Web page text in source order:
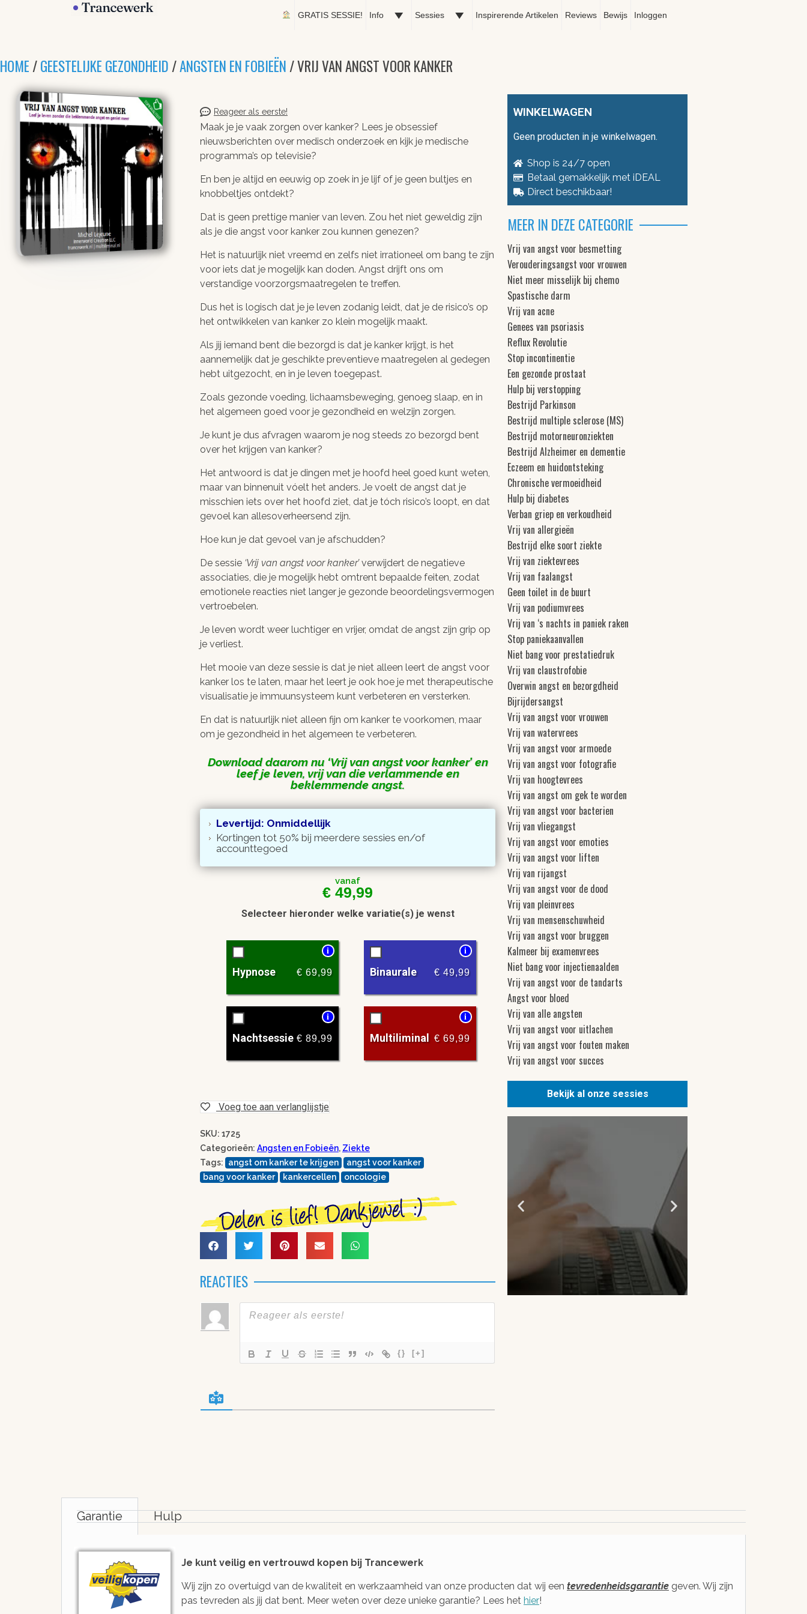
GRATIS SESSIE! Info Sessies Inspirerende Artikelen Reviews Bewijs Inloggen
HOME/GEESTELIJKE GEZONDHEID/ANGSTEN EN FOBIEËN/ VRIJ VAN ANGST VOOR KANKER
Reageer als eerste!
Maak je je vaak zorgen over kanker? Lees je obsessief
nieuwsberichten over medisch onderzoek en kijk je medische
programma’s op televisie?
En ben je altijd en eeuwig op zoek in je lijf of je geen bultjes en
knobbeltjes ontdekt?
Dat is geen prettige manier van leven. Zou het niet geweldig zijn
als je die angst voor kanker zou kunnen genezen?
Het is natuurlijk niet vreemd en zelfs niet irrationeel om bang te zijn
voor iets dat je mogelijk kan doden. Angst drijft ons om
verstandige voorzorgsmaatregelen te treffen.
Dus het is logisch dat je je leven zodanig leidt, dat je de risico’s op
het ontwikkelen van kanker zo klein mogelijk maakt.
Als jij iemand bent die bezorgd is dat je kanker krijgt, is het
aannemelijk dat je geschikte preventieve maatregelen al gedegen
hebt uitgezocht, en in je leven toegepast.
Zoals gezonde voeding, lichaamsbeweging, genoeg slaap, en in
het algemeen goed voor je gezondheid en welzijn zorgen.
Je kunt je dus afvragen waarom je nog steeds zo bezorgd bent
over het krijgen van kanker?
Het antwoord is dat je dingen met je hoofd heel goed kunt weten,
maar van binnenuit vóelt het anders. Je voelt de angst dat je
misschien iets over het hoofd ziet, dat je tóch risico’s loopt, en dat
gevoel kan allesoverheersend zijn.
Hoe kun je dat gevoel van je afschudden?
De sessie Vrij van angst voor kankerverwijdert de negatieve
associaties, die je mogelijk hebt omtrent bepaalde feiten, zodat
emotionele reacties niet langer je gezonde beoordelingsvermogen
vertroebelen.
Je leven wordt weer luchtiger en vrijer, omdat de angst zijn grip op
je verliest.
Het mooie van deze sessie is dat je niet alleen leert de angst voor
kanker los te laten, maar het leert je ook hoe je met therapeutische
visualisatie je immuunsysteem kunt verbeteren en versterken.
En dat is natuurlijk niet alleen fijn om kanker te voorkomen, maar
om je gezondheid in het algemeen te verbeteren.
Download daarom nu Vrij van angst voor kanker en
leef je leven, vrij van die verlammende en
beklemmende angst.
Levertijd: Onmiddellijk
Kortingen tot 50% bij meerdere sessies en/of
accounttegoed
vanaf
€ 49,99
Selecteer hieronder welke variatie(s) je wenst
i
Hypnose € 69,99
i
Binaurale €49,99
i
Nachtsessie € 89,99
i
Multiliminal €69,99
Voeg toe aan verlanglijstje
SKU: 1725
Categorieën: Angsten en Fobieën, Ziekte
Tags:
angst om kanker te krijgen
angst voor kanker
bang voor kanker
kankercellen oncologie
REACTIES
{} [+]
WINKELWAGEN
Geen producten in je winkelwagen.
Shop is 24/7 open
Betaal gemakkelijk met iDEAL
Direct beschikbaar!
MEER IN DEZE CATEGORIE
Vrij van angst voor besmetting
Verouderingsangst voor vrouwen
Niet meer misselijk bij chemo
Spastische darm
Vrij van acne
Genees van psoriasis
Reflux Revolutie
Stop incontinentie
Een gezonde prostaat
Hulp bij verstopping
Bestrijd Parkinson
Bestrijd multiple sclerose (MS)
Bestrijd motorneuronziekten
Bestrijd Alzheimer en dementie
Eczeem en huidontsteking
Chronische vermoeidheid
Hulp bij diabetes
Verban griep en verkoudheid
Vrij van allergieën
Bestrijd elke soort ziekte
Vrij van ziektevrees
Vrij van faalangst
Geen toilet in de buurt
Vrij van podiumvrees
Vrij van ‘s nachts in paniek raken
Stop paniekaanvallen
Niet bang voor prestatiedruk
Vrij van claustrofobie
Overwin angst en bezorgdheid
Bijrijdersangst
Vrij van angst voor vrouwen
Vrij van watervrees
Vrij van angst voor armoede
Vrij van angst voor fotografie
Vrij van hoogtevrees
Vrij van angst om gek te worden
Vrij van angst voor bacterien
Vrij van vliegangst
Vrij van angst voor emoties
Vrij van angst voor liften
Vrij van rijangst
Vrij van angst voor de dood
Vrij van pleinvrees
Vrij van mensenschuwheid
Vrij van angst voor bruggen
Kalmeer bij examenvrees
Niet bang voor injectienaalden
Vrij van angst voor de tandarts
Angst voor bloed
Vrij van alle angsten
Vrij van angst voor uitlachen
Vrij van angst voor fouten maken
Vrij van angst voor succes
Bekijk al onze sessies
Veilige
webshop!
met iDeal, Bancontact,
gewaarborgd!
Garantie Hulp
Je kunt veilig en vertrouwd kopen bij Trancewerk
Wij zijn zo overtuigd van de kwaliteit en werkzaamheid van onze producten dat wij een tevredenheidsgarantie geven. Wij zijn
pas tevreden als jij dat bent. Meer weten over deze unieke garantie? Lees het hier!